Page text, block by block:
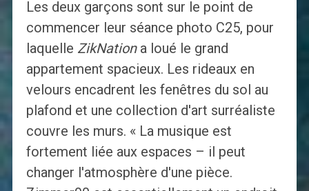
Les deux garçons sont sur le point de
commencer leur séance photo C25, pour
laquelle ZikNationa loué le grand
appartement spacieux. Les rideaux en
velours encadrent les fenêtres du sol au
plafond et une collection d'art surréaliste
couvre les murs. « La musique est
fortement liée aux espaces – il peut
changer l'atmosphère d'une pièce.